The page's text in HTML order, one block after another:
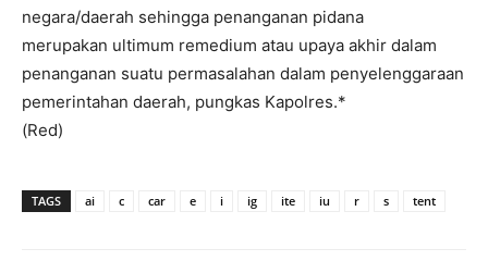
negara/daerah sehingga penanganan pidana
merupakan ultimum remedium atau upaya akhir dalam
penanganan suatu permasalahan dalam penyelenggaraan
pemerintahan daerah, pungkas Kapolres.*
(Red)
TAGS ai c car e i ig ite iu r s tent